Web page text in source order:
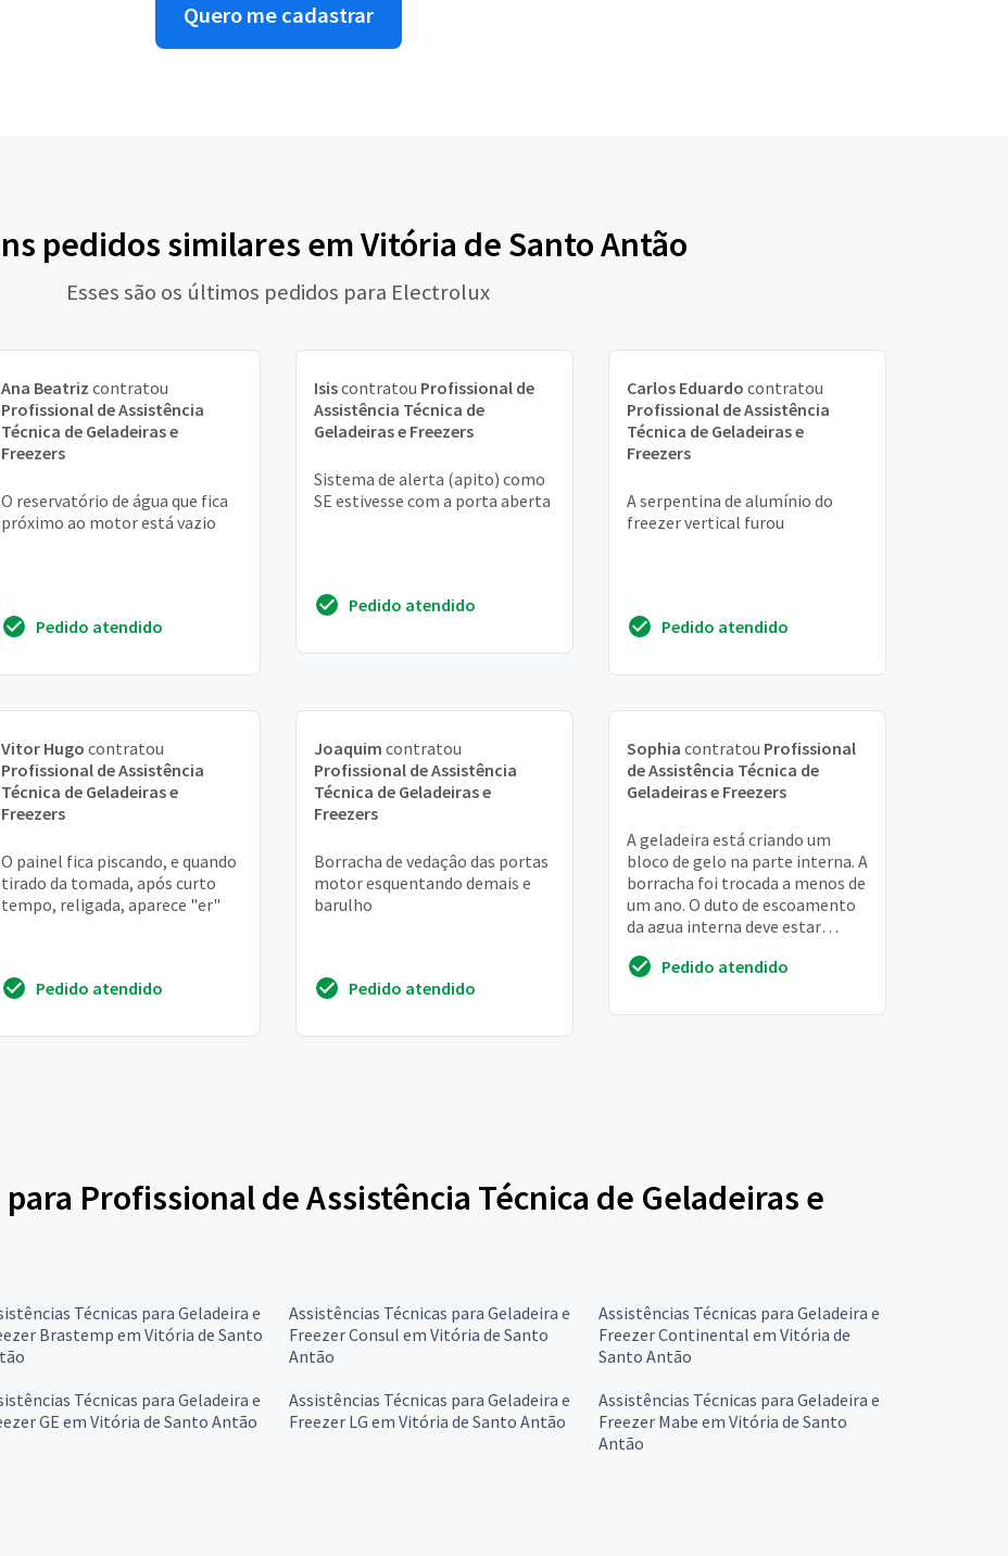
Quero me cadastrar
pedidos similares em Vitória de Santo Antão
Esses são os últimos pedidos para Electrolux
Ana Beatriz contratou
Profissional de Assistência
Técnica de Geladeiras e
Freezers
O reservatório de água que fica
próximo ao motor está vazio
Pedido atendido
Isiscontratou Profissional de
Assistência Técnica de
Geladeiras e Freezers
Sistema de alerta (apito) como
SE estivesse com a porta aberta
Pedido atendido
Carlos Eduardo contratou
Profissional de Assistência
Técnica de Geladeiras e
Freezers
A serpentina de alumínio do
freezer vertical furou
Pedido atendido
Vitor Hugo contratou
Profissional de Assistência
Técnica de Geladeiras e
Freezers
O painel fica piscando, e quando
tirado da tomada, após curto
tempo, religada, aparece "er"
Pedido atendido
Joaquim contratou
Profissional de Assistência
Técnica de Geladeiras e
Freezers
Borracha de vedaçâo das portas
motor esquentando demais e
barulho
Pedido atendido
Sophia contratou Profissional
de Assistência Técnica de
Geladeiras e Freezers
A geladeira está criando um
bloco de gelo na parte interna. A
borracha foi trocada a menos de
um ano. O duto de escoamento
da agua interna deve estar
Pedido atendido
Profissional de Assistência Técnica de Geladeiras e
Técnicas para Geladeira e
Brastemp em Vitória de Santo
Assistências Técnicas para Geladeira e
Freezer Consul em Vitória de Santo
Antão
Assistências Técnicas para Geladeira e
Freezer Continental em Vitória de
Santo Antão
Técnicas para Geladeira e
GE em Vitória de Santo Antão
Assistências Técnicas para Geladeira e
Freezer LG em Vitória de Santo Antão
Assistências Técnicas para Geladeira e
Freezer Mabe em Vitória de Santo
Antão